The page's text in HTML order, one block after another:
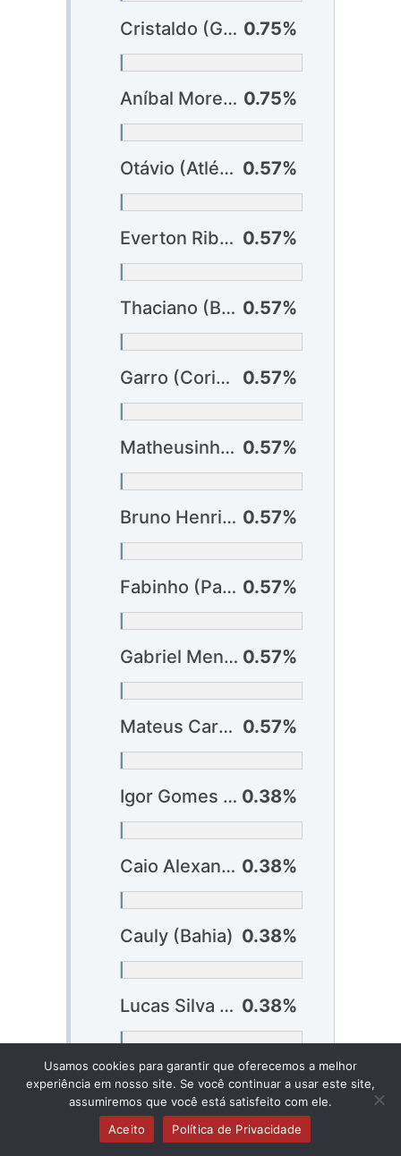
Cristaldo (Grêmio) 0.75%
Aníbal Moreno (Palmeiras) 0.75%
Otávio (Atlético-MG) 0.57%
Everton Ribeiro (Bahia) 0.57%
Thaciano (Bahia) 0.57%
Garro (Corinthians) 0.57%
Matheusinho (Criciúma) 0.57%
Bruno Henrique (Internacional) 0.57%
Fabinho (Palmeiras) 0.57%
Gabriel Menino (Palmeiras) 0.57%
Mateus Carvalho (Vasco) 0.57%
Igor Gomes (Atlético-MG) 0.38%
Caio Alexandre (Bahia) 0.38%
Cauly (Bahia) 0.38%
Lucas Silva (Cruzeiro) 0.38%
Ganso (Fluminense) 0.38%
Pepê (Grêmio)0.38%
Usamos cookies para garantir que oferecemos a melhor
experiência em nosso site. Se você continuar a usar este site,
assumiremos que você está satisfeito com ele.
Aceito
Política de Privacidade